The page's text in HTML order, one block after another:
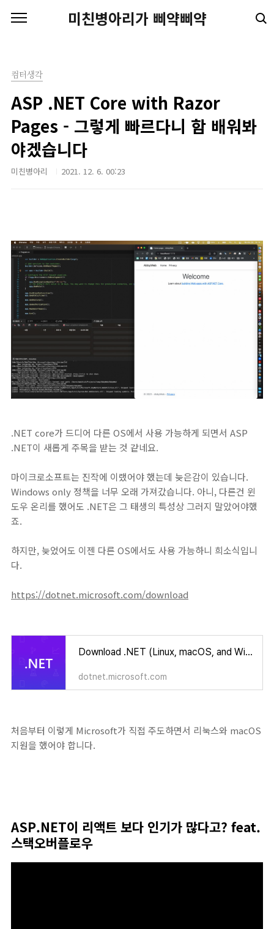
미친병아리가 삐약삐약
컴터생각
ASP .NET Core with Razor
Pages - 그렇게 빠르다니 함 배워봐
야겠습니다
미친병아리 2021. 12. 6. 00:23
.NET core가 드디어 다른 OS에서 사용 가능하게 되면서 ASP
.NET이 새롭게 주목을 받는 것 같네요.
마이크로소프트는 진작에 이랬어야 했는데 늦은감이 있습니다.
Windows only 정책을 너무 오래 가져갔습니다. 아니, 다른건 윈
도우 온리를 했어도 .NET은 그 태생의 특성상 그러지 말았어야했
죠.
하지만, 늦었어도 이젠 다른 OS에서도 사용 가능하니 희소식입니
다.
https://dotnet.microsoft.com/download
Download .NET (Linux, macOS, and Windows)
dotnet.microsoft.com
처음부터 이렇게 Microsoft가 직접 주도하면서 리눅스와 macOS
지원을 했어야 합니다.
ASP.NET이 리액트 보다 인기가 많다고? feat.
스택오버플로우